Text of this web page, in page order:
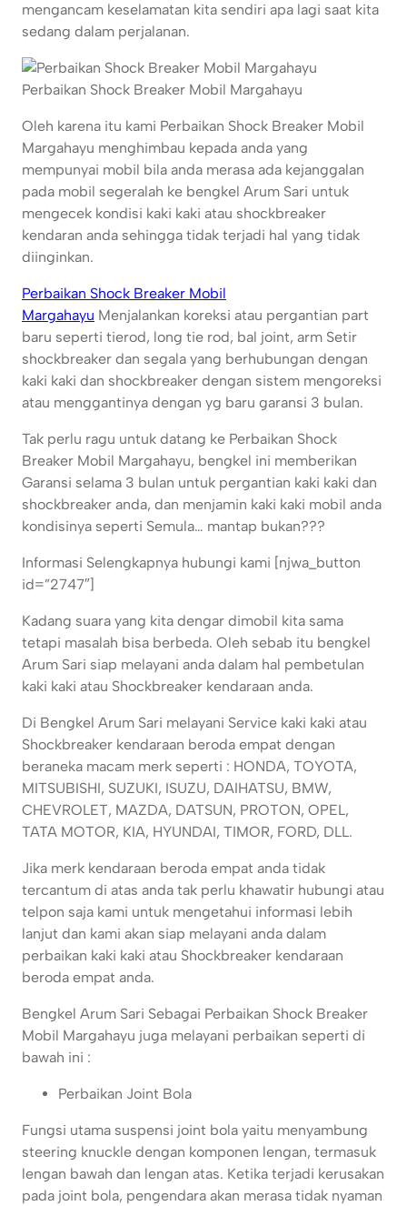
mengancam keselamatan kita sendiri apa lagi saat kita
sedang dalam perjalanan.
Perbaikan Shock Breaker Mobil Margahayu
Oleh karena itu kami Perbaikan Shock Breaker Mobil
Margahayu menghimbau kepada anda yang
mempunyai mobil bila anda merasa ada kejanggalan
pada mobil segeralah ke bengkel Arum Sari untuk
mengecek kondisi kaki kaki atau shockbreaker
kendaran anda sehingga tidak terjadi hal yang tidak
diinginkan.
Perbaikan Shock Breaker Mobil
Margahayu Menjalankan koreksi atau pergantian part
baru seperti tierod, long tie rod, bal joint, arm Setir
shockbreaker dan segala yang berhubungan dengan
kaki kaki dan shockbreaker dengan sistem mengoreksi
atau menggantinya dengan yg baru garansi 3 bulan.
Tak perlu ragu untuk datang ke Perbaikan Shock
Breaker Mobil Margahayu, bengkel ini memberikan
Garansi selama 3 bulan untuk pergantian kaki kaki dan
shockbreaker anda, dan menjamin kaki kaki mobil anda
kondisinya seperti Semula… mantap bukan???
Informasi Selengkapnya hubungi kami [njwa_button
id=”2747″]
Kadang suara yang kita dengar dimobil kita sama
tetapi masalah bisa berbeda. Oleh sebab itu bengkel
Arum Sari siap melayani anda dalam hal pembetulan
kaki kaki atau Shockbreaker kendaraan anda.
Di Bengkel Arum Sari melayani Service kaki kaki atau
Shockbreaker kendaraan beroda empat dengan
beraneka macam merk seperti : HONDA, TOYOTA,
MITSUBISHI, SUZUKI, ISUZU, DAIHATSU, BMW,
CHEVROLET, MAZDA, DATSUN, PROTON, OPEL,
TATA MOTOR, KIA, HYUNDAI, TIMOR, FORD, DLL.
Jika merk kendaraan beroda empat anda tidak
tercantum di atas anda tak perlu khawatir hubungi atau
telpon saja kami untuk mengetahui informasi lebih
lanjut dan kami akan siap melayani anda dalam
perbaikan kaki kaki atau Shockbreaker kendaraan
beroda empat anda.
Bengkel Arum Sari Sebagai Perbaikan Shock Breaker
Mobil Margahayu juga melayani perbaikan seperti di
bawah ini :
Perbaikan Joint Bola
Fungsi utama suspensi joint bola yaitu menyambung
steering knuckle dengan komponen lengan, termasuk
lengan bawah dan lengan atas. Ketika terjadi kerusakan
pada joint bola, pengendara akan merasa tidak nyaman